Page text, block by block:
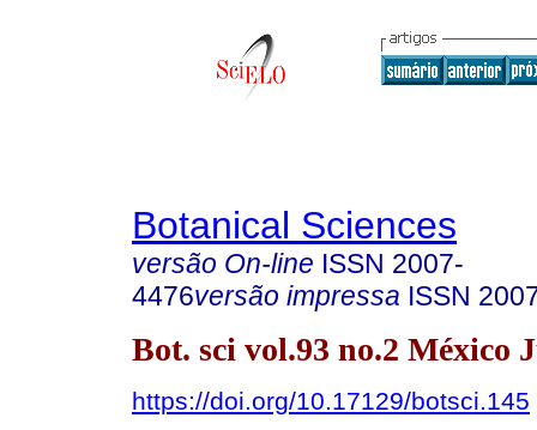
Botanical Sciences
versão On-line ISSN 2007-
4476versão impressa ISSN
Bot. sci vol.93 no.2 México
https://doi.org/10.17129/botsci.145